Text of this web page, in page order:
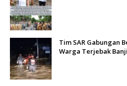
Tim SAR Gabungan
Warga Terjebak